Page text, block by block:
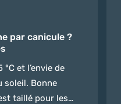
par canicule ?
et l’envie de
soleil. Bonne
taillé pour les